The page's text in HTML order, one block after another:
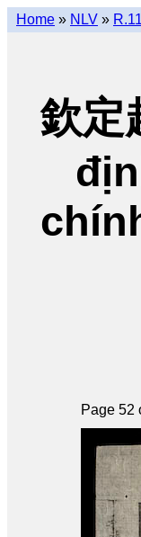
Home » NLV »
欽定
Page 52